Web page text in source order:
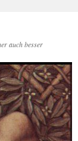
auch besser